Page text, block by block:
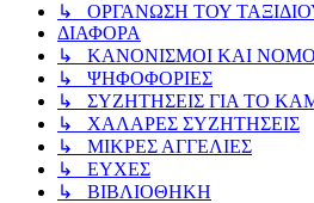
↳ ΟΡΓΑΝΩΣΗ ΤΟΥ
ΔΙΑΦΟΡΑ
↳ ΚΑΝΟΝΙΣΜΟΙ ΚΑΙ
↳ ΨΗΦΟΦΟΡΙΕΣ
↳ ΣΥΖΗΤΗΣΕΙΣ ΓΙΑ ΤΟ
↳ ΧΑΛΑΡΕΣ ΣΥΖΗΤΗΣΕΙΣ
↳ ΜΙΚΡΕΣ ΑΓΓΕΛΙΕΣ
↳ ΕΥΧΕΣ
↳ ΒΙΒΛΙΟΘΗΚΗ